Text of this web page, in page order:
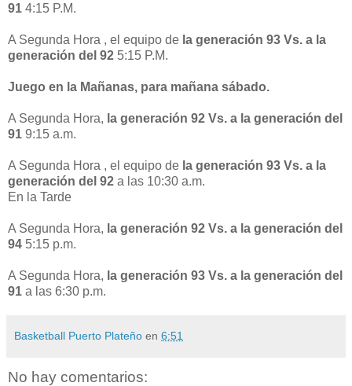
91 4:15 P.M.
A Segunda Hora , el equipo de la generación 93 Vs. a la
generación del 92 5:15 P.M.
Juego en la Mañanas, para mañana sábado.
A Segunda Hora, la generación 92 Vs. a la generación del
91 9:15 a.m.
A Segunda Hora , el equipo de la generación 93 Vs. a la
generación del 92 a las 10:30 a.m.
En la Tarde
A Segunda Hora, la generación 92 Vs. a la generación del
94 5:15 p.m.
A Segunda Hora, la generación 93 Vs. a la generación del
91 a las 6:30 p.m.
Basketball Puerto Plateño en 6:51
No hay comentarios: